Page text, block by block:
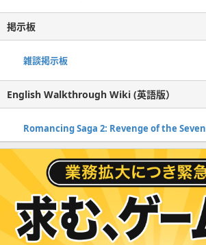
掲示板
雑談掲示板
English Walkthrough Wiki (英語版）
Romancing Saga 2: Revenge of the Seven